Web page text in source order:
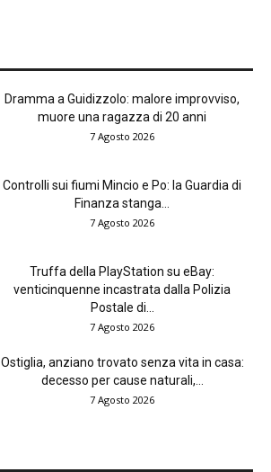
Dramma a Guidizzolo: malore improvviso,
muore una ragazza di 20 anni
7 Agosto 2026
Controlli sui fiumi Mincio e Po: la Guardia di
Finanza stanga...
7 Agosto 2026
Truffa della PlayStation su eBay:
venticinquenne incastrata dalla Polizia
Postale di...
7 Agosto 2026
Ostiglia, anziano trovato senza vita in casa:
decesso per cause naturali,...
7 Agosto 2026